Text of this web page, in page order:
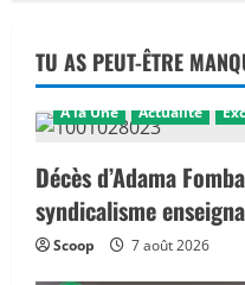
TU AS PEUT-ÊTRE
A la Une Actualité
Décès d’Adama
syndicalisme
Scoop 7 août 2026